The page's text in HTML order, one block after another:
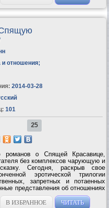
и отношения;
2014-03-28
101
25
о Спящей Красавице,
без комплексов чарующую и
Сегодня, раскрыв свое
эротической трилогии
запретных и потаенных
представления об отношениях
терпят крах… в мир, перед
В ИЗБРАННОЕ ЧИТАТЬ